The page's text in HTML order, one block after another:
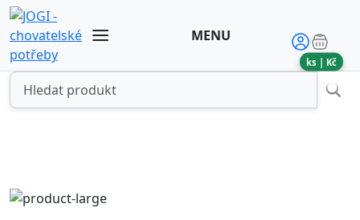
MENU
ks | Kč